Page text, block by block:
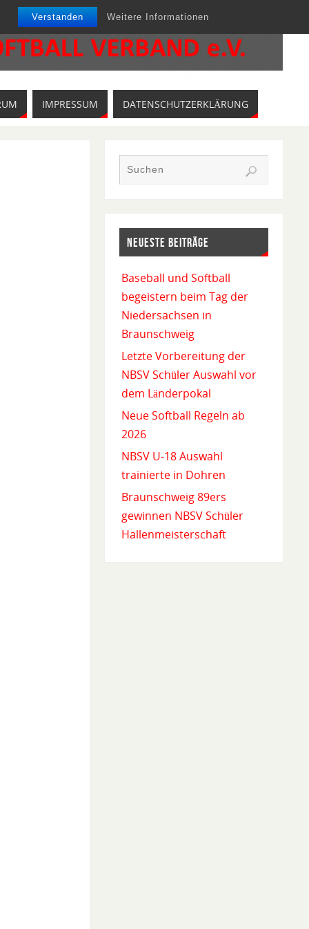
Verstanden Weitere Informationen
IMPRESSUM DATENSCHUTZERKLÄRUNG
NEUESTE BEITRÄGE
Baseball und Softball
begeistern beim Tag der
Niedersachsen in
Braunschweig
Letzte Vorbereitung der
NBSV Schüler Auswahl vor
dem Länderpokal
Neue Softball Regeln ab
2026
NBSV U-18 Auswahl
trainierte in Dohren
Braunschweig 89ers
gewinnen NBSV Schüler
Hallenmeisterschaft